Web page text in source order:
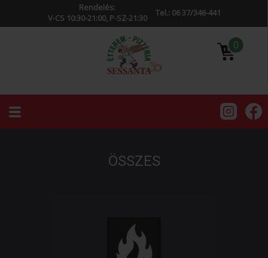
Rendelés:
V-CS 10:30-21:00, P-SZ-21:30
Tel.: 06 37/346-441
0
ÖSSZES